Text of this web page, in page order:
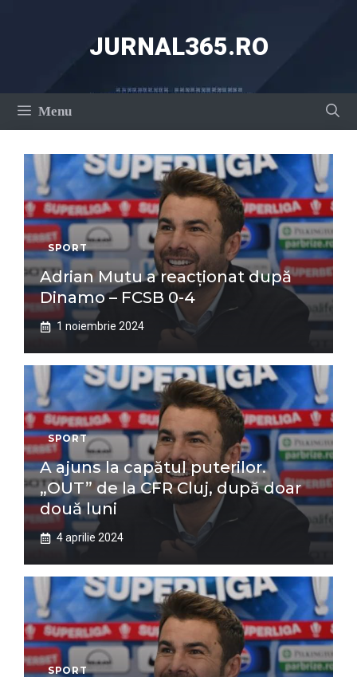
JURNAL365.RO
Menu
SPORT
Adrian Mutu a reacționat după
Dinamo – FCSB 0-4
1 noiembrie 2024
SPORT
A ajuns la capătul puterilor.
„OUT” de la CFR Cluj, după doar
două luni
4 aprilie 2024
SPORT